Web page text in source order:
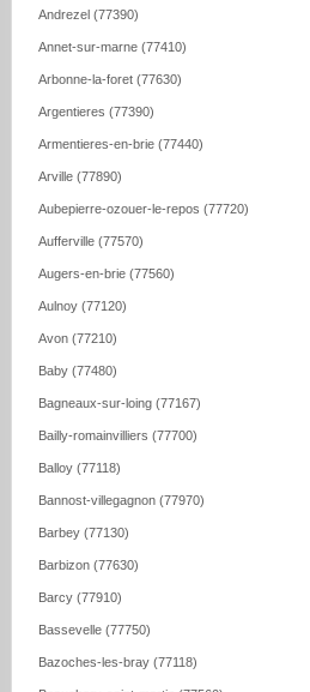
Andrezel (77390)
Annet-sur-marne (77410)
Arbonne-la-foret (77630)
Argentieres (77390)
Armentieres-en-brie (77440)
Arville (77890)
Aubepierre-ozouer-le-repos (77720)
Aufferville (77570)
Augers-en-brie (77560)
Aulnoy (77120)
Avon (77210)
Baby (77480)
Bagneaux-sur-loing (77167)
Bailly-romainvilliers (77700)
Balloy (77118)
Bannost-villegagnon (77970)
Barbey (77130)
Barbizon (77630)
Barcy (77910)
Bassevelle (77750)
Bazoches-les-bray (77118)